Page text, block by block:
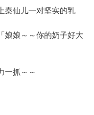
仙儿一对坚实的乳
娘娘～～你的奶子好大
抓～～